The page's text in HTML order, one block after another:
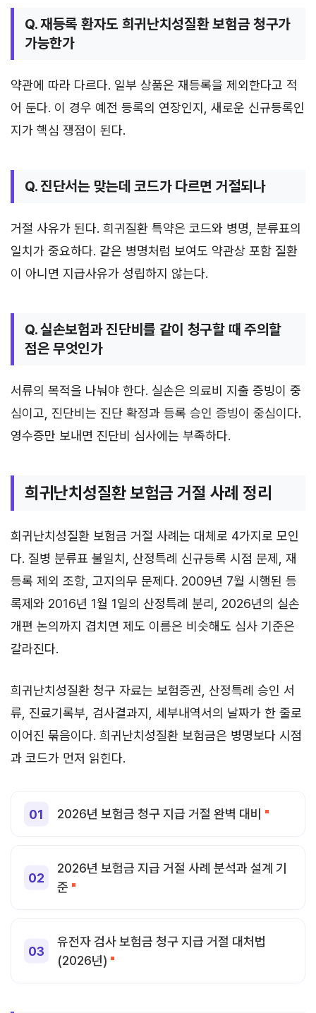
Q. 재등록 환자도 희귀난치성질환 보험금 청구가
가능한가
약관에 따라 다르다. 일부 상품은 재등록을 제외한다고 적
어 둔다. 이 경우 예전 등록의 연장인지, 새로운 신규등록인
지가 핵심 쟁점이 된다.
Q. 진단서는 맞는데 코드가 다르면 거절되나
거절 사유가 된다. 희귀질환 특약은 코드와 병명, 분류표의
일치가 중요하다. 같은 병명처럼 보여도 약관상 포함 질환
이 아니면 지급사유가 성립하지 않는다.
Q. 실손보험과 진단비를 같이 청구할 때 주의할
점은 무엇인가
서류의 목적을 나눠야 한다. 실손은 의료비 지출 증빙이 중
심이고, 진단비는 진단 확정과 등록 승인 증빙이 중심이다.
영수증만 보내면 진단비 심사에는 부족하다.
희귀난치성질환 보험금 거절 사례 정리
희귀난치성질환 보험금 거절 사례는 대체로 4가지로 모인
다. 질병 분류표 불일치, 산정특례 신규등록 시점 문제, 재
등록 제외 조항, 고지의무 문제다. 2009년 7월 시행된 등
록제와 2016년 1월 1일의 산정특례 분리, 2026년의 실손
개편 논의까지 겹치면 제도 이름은 비슷해도 심사 기준은
갈라진다.
희귀난치성질환 청구 자료는 보험증권, 산정특례 승인 서
류, 진료기록부, 검사결과지, 세부내역서의 날짜가 한 줄로
이어진 묶음이다. 희귀난치성질환 보험금은 병명보다 시점
과 코드가 먼저 읽힌다.
2026년 보험금 청구 지급 거절 완벽 대비
2026년 보험금 지급 거절 사례 분석과 설계 기
준
유전자 검사 보험금 청구 지급 거절 대처법
(2026년)